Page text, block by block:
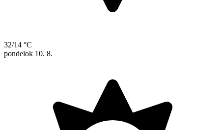
32/14 °C
pondelok 10. 8.